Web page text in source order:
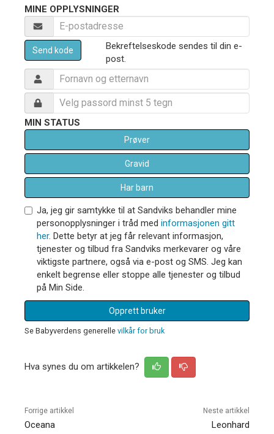
MINE OPPLYSNINGER
Send kode
Bekreftelseskode sendes til din e-
post.
MIN STATUS
Prøver
Gravid
Har barn
Ja, jeg gir samtykke til at Sandviks behandler mine
personopplysninger i tråd med informasjonen gitt
her. Dette betyr at jeg får relevant informasjon,
tjenester og tilbud fra Sandviks merkevarer og våre
viktigste partnere, også via e-post og SMS. Jeg kan
enkelt begrense eller stoppe alle tjenester og tilbud
på Min Side.
Opprett bruker
Se Babyverdens generelle vilkår for bruk
Hva synes du om artikkelen?
Forrige artikkel
Oceana
Neste artikkel
Leonhard